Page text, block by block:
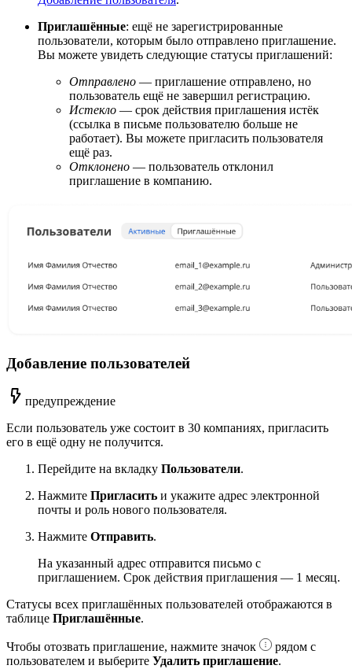
Приглашённые: ещё не зарегистрированные
пользователи, которым было отправлено приглашение.
Вы можете увидеть следующие статусы приглашений:
Отправлено — приглашение отправлено, но
пользователь ещё не завершил регистрацию.
Истекло — срок действия приглашения истёк
(ссылка в письме пользователю больше не
работает). Вы можете пригласить пользователя
ещё раз.
Отклонено — пользователь отклонил
приглашение в компанию.
Добавление пользователей
предупреждение
Если пользователь уже состоит в 30 компаниях, пригласить
его в ещё одну не получится.
Перейдите на вкладку Пользователи.
Нажмите Пригласить и укажите адрес электронной
почты и роль нового пользователя.
Нажмите Отправить.
На указанный адрес отправится письмо с
приглашением. Срок действия приглашения — 1 месяц.
Статусы всех приглашённых пользователей отображаются в
таблице Приглашённые.
Чтобы отозвать приглашение, нажмите значок
рядом с
пользователем и выберите Удалить приглашение.